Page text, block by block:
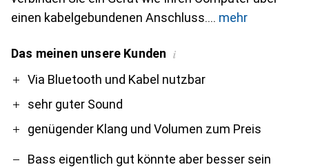
einen kabelgebundenen Anschluss.
mehr
Das meinen unsere Kunden i
ProVia Bluetooth und Kabel nutzbar
sehr guter Sound
genügender Klang und Volumen zum Preis
Contra
Bass eigentlich gut könnte aber besser sein